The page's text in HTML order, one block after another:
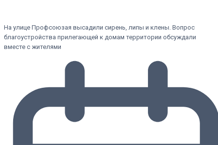
На улице Профсоюзая высадили сирень, липы и клены. Вопрос
благоустройства прилегающей к домам территории обсуждали
вместе с жителями